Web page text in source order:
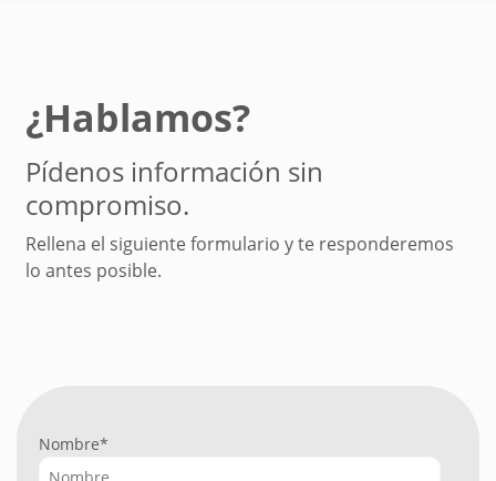
¿Hablamos?
Pídenos información sin
compromiso.
Rellena el siguiente formulario y te responderemos
lo antes posible.
Nombre*